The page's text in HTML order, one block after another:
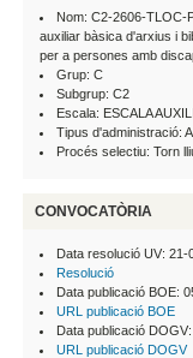
Nom: C2-2606-TLOC-
auxiliar bàsica d'arxius i
per a persones amb
Grup: C
Subgrup: C2
Escala: ESCALA
Tipus d'administració:
Procés selectiu: Torn
CONVOCATÒRIA
Data resolució UV: 21-
Resolució
Data publicació BOE:
URL publicació BOE
Data publicació
URL publicació DOGV